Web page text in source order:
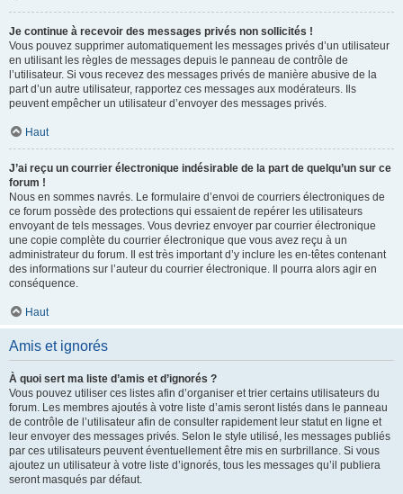
Je continue à recevoir des messages privés non sollicités !
Vous pouvez supprimer automatiquement les messages privés d’un utilisateur
en utilisant les règles de messages depuis le panneau de contrôle de
l’utilisateur. Si vous recevez des messages privés de manière abusive de la
part d’un autre utilisateur, rapportez ces messages aux modérateurs. Ils
peuvent empêcher un utilisateur d’envoyer des messages privés.
Haut
J’ai reçu un courrier électronique indésirable de la part de quelqu’un sur ce
forum !
Nous en sommes navrés. Le formulaire d’envoi de courriers électroniques de
ce forum possède des protections qui essaient de repérer les utilisateurs
envoyant de tels messages. Vous devriez envoyer par courrier électronique
une copie complète du courrier électronique que vous avez reçu à un
administrateur du forum. Il est très important d’y inclure les en-têtes contenant
des informations sur l’auteur du courrier électronique. Il pourra alors agir en
conséquence.
Haut
Amis et ignorés
À quoi sert ma liste d’amis et d’ignorés ?
Vous pouvez utiliser ces listes afin d’organiser et trier certains utilisateurs du
forum. Les membres ajoutés à votre liste d’amis seront listés dans le panneau
de contrôle de l’utilisateur afin de consulter rapidement leur statut en ligne et
leur envoyer des messages privés. Selon le style utilisé, les messages publiés
par ces utilisateurs peuvent éventuellement être mis en surbrillance. Si vous
ajoutez un utilisateur à votre liste d’ignorés, tous les messages qu’il publiera
seront masqués par défaut.